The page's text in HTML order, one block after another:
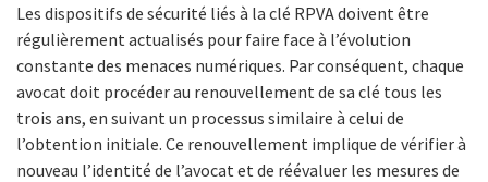
Les dispositifs de sécurité liés à la clé RPVA doivent être
régulièrement actualisés pour faire face à l’évolution
constante des menaces numériques. Par conséquent, chaque
avocat doit procéder au renouvellement de sa clé tous les
trois ans, en suivant un processus similaire à celui de
l’obtention initiale. Ce renouvellement implique de vérifier à
nouveau l’identité de l’avocat et de réévaluer les mesures de